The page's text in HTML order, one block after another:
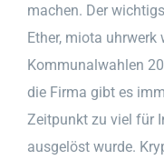
machen. Der
Ether, miota uhrwerk
Kommunalwahlen
die Firma gibt es
Zeitpunkt zu viel für
ausgelöst wurde.